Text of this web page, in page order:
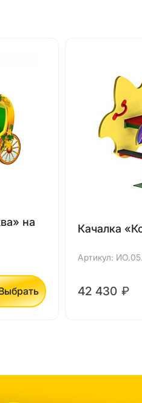
на
Качалка
Артикул:
42 430 ₽